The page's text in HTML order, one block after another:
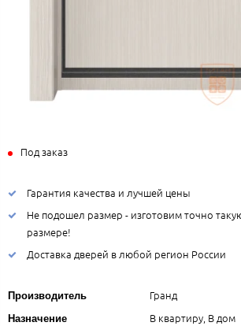
Под заказ
Гарантия качества и лучшей цены
Не подошел размер - изготовим точно
размере!
Доставка дверей в любой регион России
Производитель Гранд
Назначение В квартиру, В дом